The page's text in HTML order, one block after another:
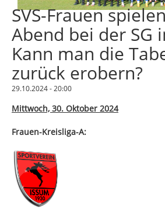
SVS-Frauen
Abend bei der SG
Kann man die
zurück erobern?
29.10.2024 - 20:00
Mittwoch, 30. Oktober 2024
Frauen-Kreisliga-A: